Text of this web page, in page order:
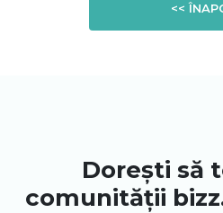
<<
Dorești să
comunității